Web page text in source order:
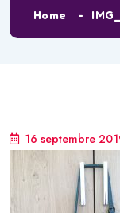
Home
16 septembre